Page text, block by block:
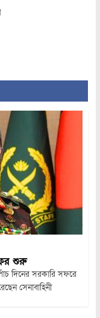
শুরু
দিনের সরকারি সফরে
সেনাবাহিনী